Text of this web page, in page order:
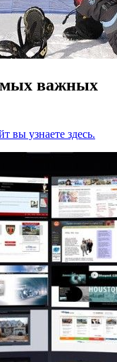
важных
вы узнаете здесь.